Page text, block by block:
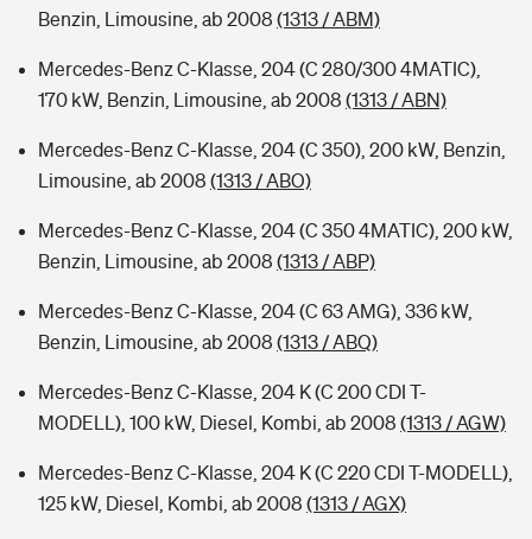
Benzin, Limousine, ab 2008 (1313 / ABM)
Mercedes-Benz C-Klasse, 204 (C 280/300 4MATIC),
170 kW, Benzin, Limousine, ab 2008 (1313 / ABN)
Mercedes-Benz C-Klasse, 204 (C 350), 200 kW, Benzin,
Limousine, ab 2008 (1313 / ABO)
Mercedes-Benz C-Klasse, 204 (C 350 4MATIC), 200 kW,
Benzin, Limousine, ab 2008 (1313 / ABP)
Mercedes-Benz C-Klasse, 204 (C 63 AMG), 336 kW,
Benzin, Limousine, ab 2008 (1313 / ABQ)
Mercedes-Benz C-Klasse, 204 K (C 200 CDI T-
MODELL), 100 kW, Diesel, Kombi, ab 2008 (1313 / AGW)
Mercedes-Benz C-Klasse, 204 K (C 220 CDI T-MODELL),
125 kW, Diesel, Kombi, ab 2008 (1313 / AGX)